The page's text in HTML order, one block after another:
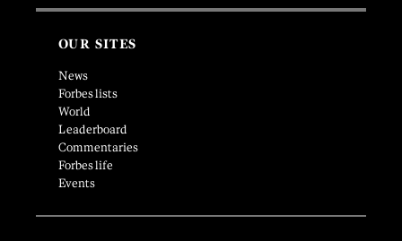
OUR SITES
News
Forbes lists
World
Leaderboard
Commentaries
Forbes life
Events